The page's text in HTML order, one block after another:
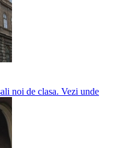
noi de clasa. Vezi unde